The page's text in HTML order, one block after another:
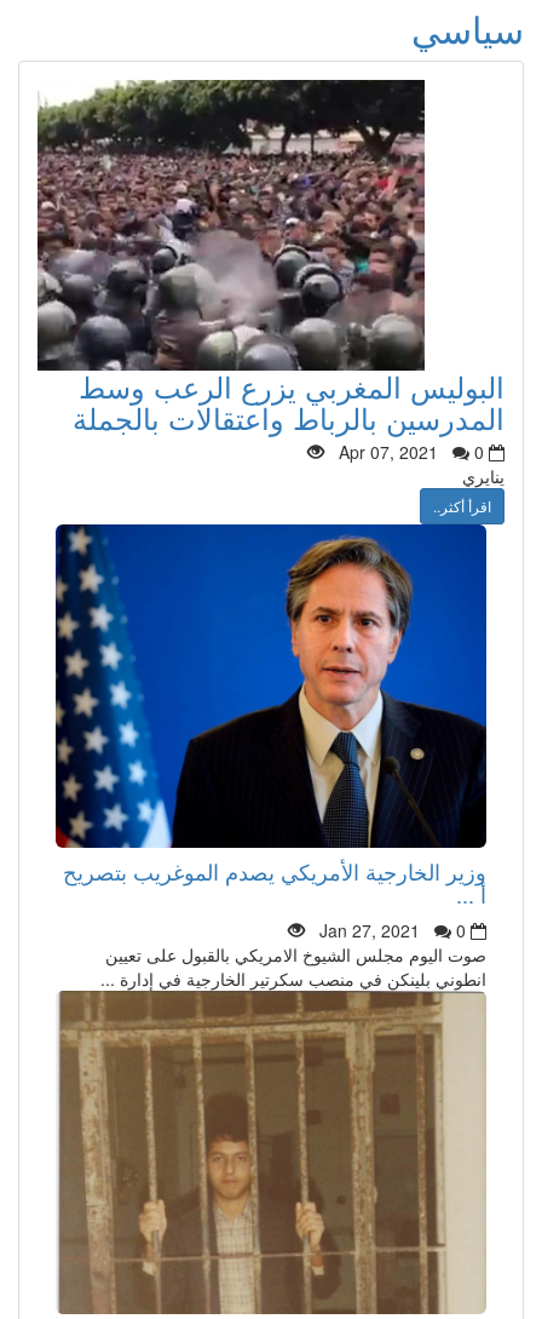
سياسي
البوليس المغربي يزرع الرعب وسط
المدرسين بالرباط واعتقالات بالجملة
Apr 07, 2021
0
ينايري
اقرأ أكثر..
وزير الخارجية الأمريكي يصدم الموغريب بتصريح
أ ...
Jan 27, 2021
0
صوت اليوم مجلس الشيوخ الامريكي بالقبول على تعيين
انطوني بلينكن في منصب سكرتير الخارجية في إدارة ...